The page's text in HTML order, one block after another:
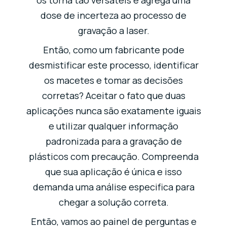
dose de incerteza ao processo de
gravação a laser.
Então, como um fabricante pode
desmistificar este processo, identificar
os macetes e tomar as decisões
corretas? Aceitar o fato que duas
aplicações nunca são exatamente iguais
e utilizar qualquer informação
padronizada para a gravação de
plásticos com precaução. Compreenda
que sua aplicação é única e isso
demanda uma análise especifica para
chegar a solução correta.
Então, vamos ao painel de perguntas e